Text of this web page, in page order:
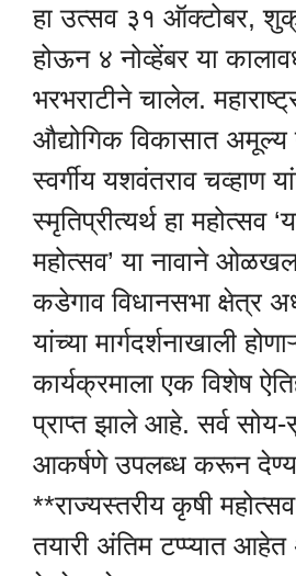
हा उत्सव ३१ ऑक्टोबर,
होऊन ४ नोव्हेंबर या
भरभराटीने चालेल.
औद्योगिक विकासात अमूल्य
स्वर्गीय यशवंतराव चव्हाण
स्मृतिप्रीत्यर्थ हा महोत्सव
महोत्सव’ या नावाने
कडेगाव विधानसभा क्षेत्र
यांच्या मार्गदर्शनाखाली
कार्यक्रमाला एक विशेष
प्राप्त झाले आहे. सर्व
आकर्षणे उपलब्ध करून
**राज्यस्तरीय कृषी
तयारी अंतिम टप्प्यात